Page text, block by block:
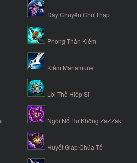
Dây Chuyền Chữ Thập
Phong Thần Kiếm
Kiếm Manamune
Lời Thề Hiệp Sĩ
Ngòi Nổ Hư Không Zaz'Zak
Huyết Giáp Chúa Tể